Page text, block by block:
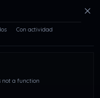
Con actividad
not a function